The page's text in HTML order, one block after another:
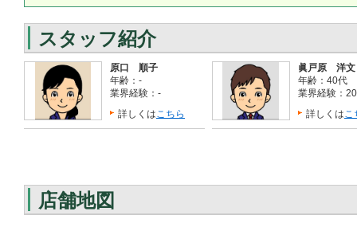
スタッフ紹介
原口 順子
年齢：-
業界経験：-
詳しくはこちら
眞戸原 洋文
年齢：40代
業界経験：
詳しくはこ
店舗地図